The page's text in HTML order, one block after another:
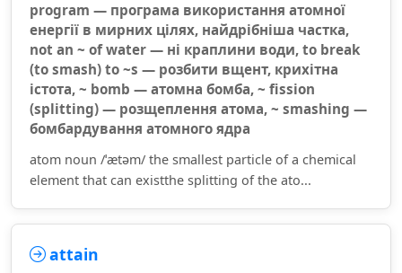
program — програма використання атомної
енергії в мирних цілях, найдрібніша частка,
not an ~ of water — ні краплини води, to break
(to smash) to ~s — розбити вщент, крихітна
істота, ~ bomb — атомна бомба, ~ fission
(splitting) — розщеплення атома, ~ smashing —
бомбардування атомного ядра
atom noun /ˈætəm/ the smallest particle of a chemical
element that can existthe splitting of the ato...
attain